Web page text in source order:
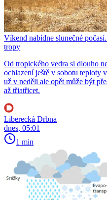
Víkend nabídne slunečné
tropy
Od tropického vedra si dlouho
ochlazení ještě v sobotu teploty
už v neděli ale opět může být
až třiatřicet.
Liberecká Drbna
dnes, 05:01
1 min